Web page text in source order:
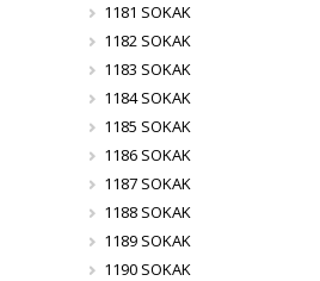
1181 SOKAK
1182 SOKAK
1183 SOKAK
1184 SOKAK
1185 SOKAK
1186 SOKAK
1187 SOKAK
1188 SOKAK
1189 SOKAK
1190 SOKAK